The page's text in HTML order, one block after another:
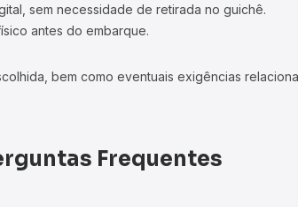
sem necessidade de retirada no guichê.
antes do embarque.
bem como eventuais exigências
Frequentes